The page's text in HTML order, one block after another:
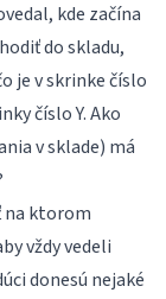
kde začína
do skladu,
je v skrinke číslo
číslo Y. Ako
v sklade) má
na ktorom
vždy vedeli
donesú nejaké